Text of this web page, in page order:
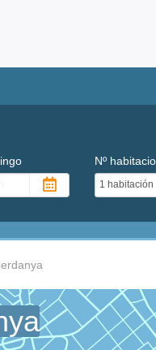
Nº